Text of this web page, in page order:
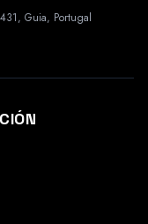
Guia, Portugal